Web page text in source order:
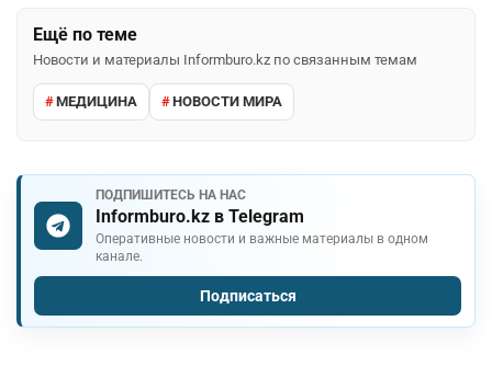
Ещё по теме
Новости и материалы Informburo.kz по связанным темам
МЕДИЦИНА НОВОСТИ МИРА
ПОДПИШИТЕСЬ НА НАС
Informburo.kz в Telegram
Оперативные новости и важные материалы в одном
канале.
Подписаться